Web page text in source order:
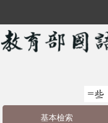
基本檢索